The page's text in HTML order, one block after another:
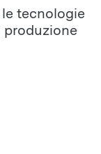
tecnologie
produzione